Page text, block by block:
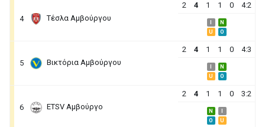
4 Τέσλα Αμβούργου
2 4 1 1 0 4:2
N
U
O
5 Βικτόρια Αμβούργου
2 4 1 1 0 4:3
N
U
O
6 ETSV Αμβούργο
2 4 1 1 0 3:2
N
O
U